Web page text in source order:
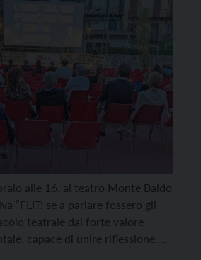
alle 16, al teatro Monte Baldo
“FLIT: se a parlare fossero gli
teatrale dal forte valore
capace di unire riflessione,